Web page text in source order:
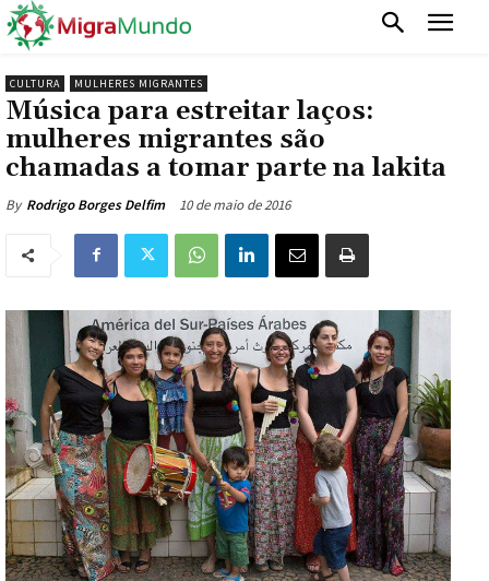
CULTURA MULHERES MIGRANTES
Música para estreitar laços:
mulheres migrantes são
chamadas a tomar parte na lakita
By Rodrigo Borges Delfim 10 de maio de 2016